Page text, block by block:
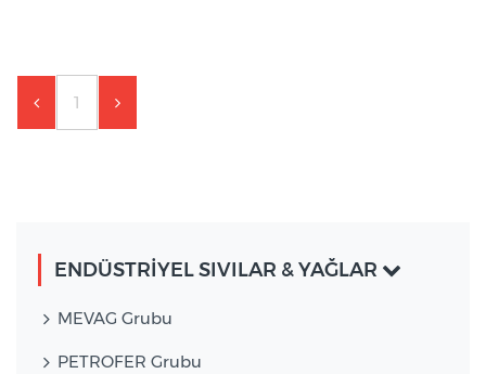
1
ENDÜSTRİYEL SIVILAR & YAĞLAR
MEVAG Grubu
PETROFER Grubu